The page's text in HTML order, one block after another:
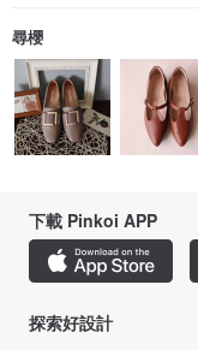
尋櫻
下載 Pinkoi APP
探索好設計